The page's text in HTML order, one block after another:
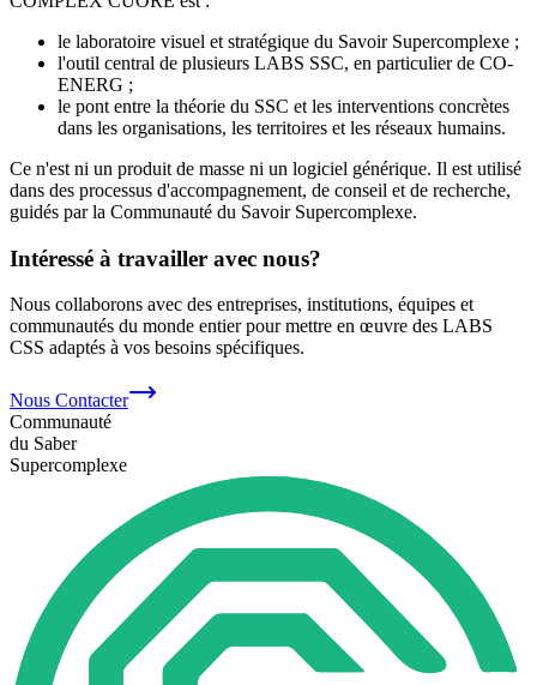
le laboratoire visuel et stratégique du Savoir Supercomplexe ;
l'outil central de plusieurs LABS SSC, en particulier de CO-
ENERG ;
le pont entre la théorie du SSC et les interventions concrètes
dans les organisations, les territoires et les réseaux humains.
Ce n'est ni un produit de masse ni un logiciel générique. Il est utilisé
dans des processus d'accompagnement, de conseil et de recherche,
guidés par la Communauté du Savoir Supercomplexe.
Intéressé à travailler avec nous?
Nous collaborons avec des entreprises, institutions, équipes et
communautés du monde entier pour mettre en œuvre des LABS
CSS adaptés à vos besoins spécifiques.
Nous Contacter
Communauté
du Saber
Supercomplexe